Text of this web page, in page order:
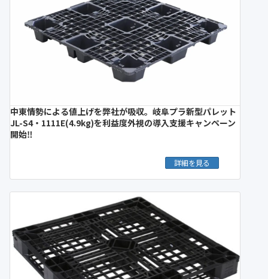
中東情勢による値上げを弊社が吸収。岐阜プラ新型パレット
JL-S4・1111E(4.9kg)を利益度外視の導入支援キャンペーン
開始‼︎
詳細を見る